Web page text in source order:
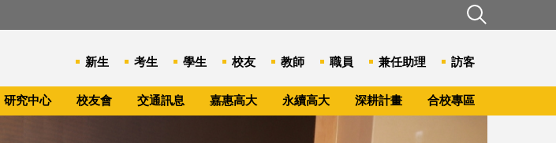
新生 考生 學生 校友 教師 職員 兼任助理 訪客
研究中心 校友會 交通訊息 嘉惠高大 永續高大 深耕計畫 合校專區